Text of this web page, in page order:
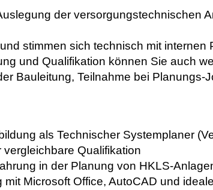
der versorgungstechnischen
stimmen sich technisch mit
und Qualifikation können Sie auch
Bauleitung, Teilnahme bei Planungs-
als Technischer Systemplaner
Qualifikation
in der Planung von HKLS-
Microsoft Office, AutoCAD und